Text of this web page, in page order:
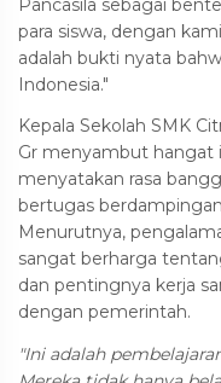
Pancasila sebagai
para siswa, dengan
adalah bukti nyata
Indonesia."
Kepala Sekolah SMK
Gr menyambut hangat
menyatakan rasa
bertugas
Menurutnya,
sangat berharga
dan pentingnya kerja
dengan pemerintah.
"Ini adalah